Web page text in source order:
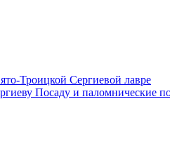
Троицкой Сергиевой лавре
Посаду и паломнические